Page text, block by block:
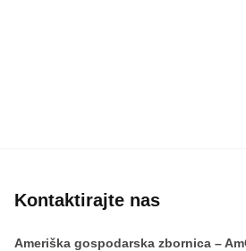
Kontaktirajte nas
Ameriška gospodarska zbornica –